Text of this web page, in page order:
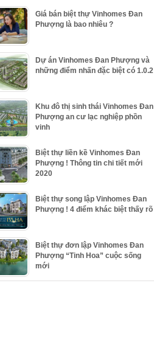
Giá bán biệt thự Vinhomes Đan
Phượng là bao nhiêu ?
Dự án Vinhomes Đan Phượng và
những điểm nhấn đặc biệt có 1.0.2
Khu đô thị sinh thái Vinhomes Đan
Phượng an cư lạc nghiệp phồn
vinh
Biệt thự liền kề Vinhomes Đan
Phượng ! Thông tin chi tiết mới
2020
Biệt thự song lập Vinhomes Đan
Phượng ! 4 điểm khác biệt thấy rõ
Biệt thự đơn lập Vinhomes Đan
Phượng “Tinh Hoa” cuộc sống
mới